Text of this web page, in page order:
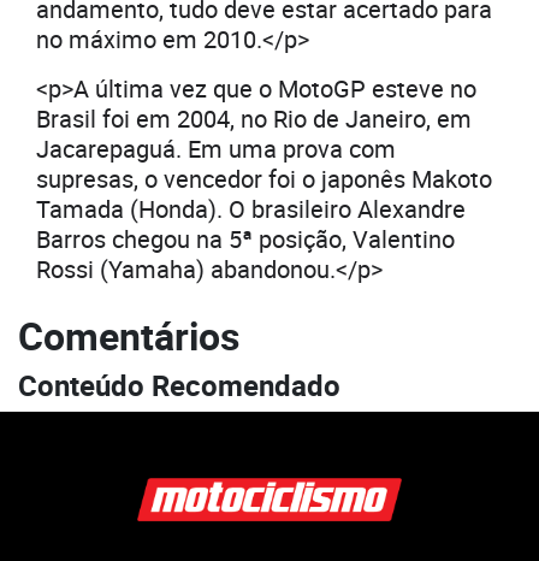
andamento, tudo deve estar acertado para
no máximo em 2010.</p>
<p>A última vez que o MotoGP esteve no
Brasil foi em 2004, no Rio de Janeiro, em
Jacarepaguá. Em uma prova com
supresas, o vencedor foi o japonês Makoto
Tamada (Honda). O brasileiro Alexandre
Barros chegou na 5ª posição, Valentino
Rossi (Yamaha) abandonou.</p>
Comentários
Conteúdo Recomendado